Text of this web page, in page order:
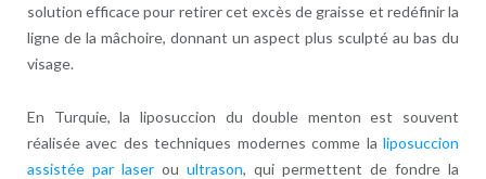
solution efficace pour retirer cet excès de graisse et redéfinir la
ligne de la mâchoire, donnant un aspect plus sculpté au bas du
visage.
En Turquie, la liposuccion du double menton est souvent
réalisée avec des techniques modernes comme laliposuccion
assistée par laser ouultrason, qui permettent de fondre la